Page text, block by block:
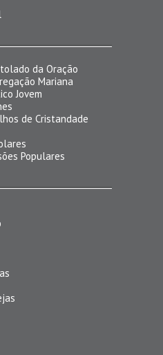
da Oração
Mariana
Jovem
de Cristandade
Populares